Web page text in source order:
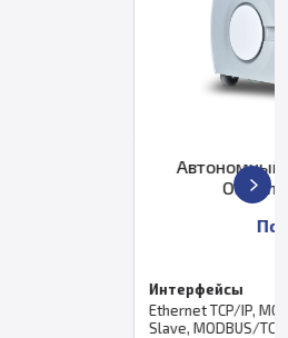
Автономный мобильный робот
Omron 37032-10004
Ethernet TCP/IP, MODBUS Master, MODBUS
Slave, MODBUS/TCP, Serial RS-232C